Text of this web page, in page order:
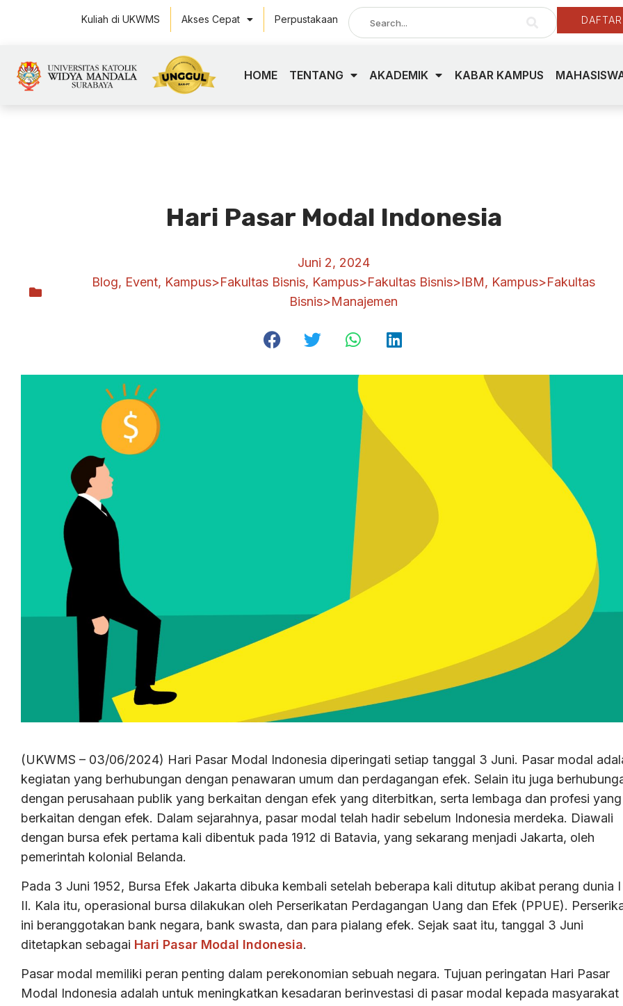
Kuliah di UKWMS Akses Cepat Perpustakaan
HOME TENTANG AKADEMIK KABAR KAMPUS
Hari Pasar Modal Indonesia
Juni 2, 2024
Blog, Event, Kampus>Fakultas Bisnis, Kampus>Fakultas Bisnis>IBM, Kampus>Fakultas
Bisnis>Manajemen
(UKWMS – 03/06/2024) Hari Pasar Modal Indonesia diperingati setiap tanggal 3 Juni. Pasar modal
kegiatan yang berhubungan dengan penawaran umum dan perdagangan efek. Selain itu juga
dengan perusahaan publik yang berkaitan dengan efek yang diterbitkan, serta lembaga dan profesi yang
berkaitan dengan efek. Dalam sejarahnya, pasar modal telah hadir sebelum Indonesia merdeka. Diawali
dengan bursa efek pertama kali dibentuk pada 1912 di Batavia, yang sekarang menjadi Jakarta, oleh
pemerintah kolonial Belanda.
Pada 3 Juni 1952, Bursa Efek Jakarta dibuka kembali setelah beberapa kali ditutup akibat perang dunia
II. Kala itu, operasional bursa dilakukan oleh Perserikatan Perdagangan Uang dan Efek (PPUE).
ini beranggotakan bank negara, bank swasta, dan para pialang efek. Sejak saat itu, tanggal 3 Juni
ditetapkan sebagai Hari Pasar Modal Indonesia.
Pasar modal memiliki peran penting dalam perekonomian sebuah negara. Tujuan peringatan Hari Pasar
Modal Indonesia adalah untuk meningkatkan kesadaran berinvestasi di pasar modal kepada masyarakat